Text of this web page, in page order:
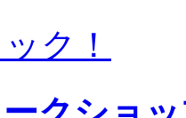
ク！